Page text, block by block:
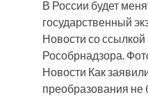
В России будет
государственный
Новости со
Рособрнадзора.
Новости Как
преобразования не